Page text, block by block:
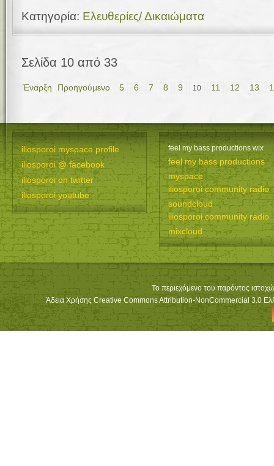
Κατηγορία: Ελευθερίες/ Δικαιώματα
Σελίδα 10 από 33
Έναρξη Προηγούμενο 5 6 7 8 9 10 11 12 13
iliosporoi myspace profile
iliosporoi @ facebook
iliosporoi on twitter
iliosporoi youtube
feel my bass productions wix
feel my bass productions
myspace
iliosporoi community radio
soundcloud
iliosporoi community radio
mixcloud
Το περιεχόμενο του παρόντος
Άδεια Χρήσης Creative Commons Attribution-NonCommercial 3.0